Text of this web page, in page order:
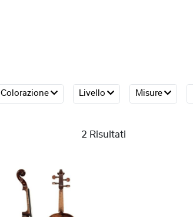
Colorazione Livello Misure
2 Risultati